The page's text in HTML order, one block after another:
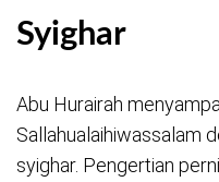
Syighar
Abu Hurairah
Sallahualaihiwassalam
syighar. Pengertian